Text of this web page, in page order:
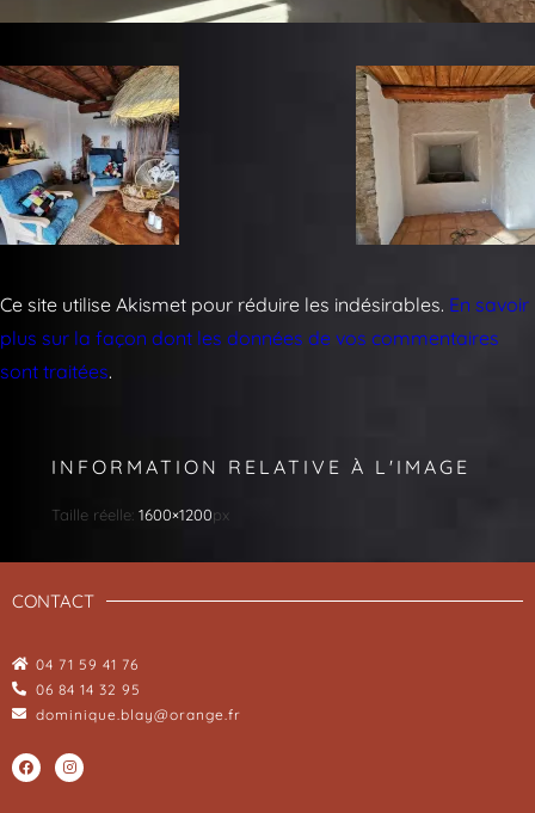
Ce site utilise Akismet pour réduire les indésirables. En savoir
plus sur la façon dont les données de vos commentaires
sont traitées.
INFORMATION RELATIVE À L'IMAGE
Taille réelle: 1600×1200px
CONTACT
04 71 59 41 76
06 84 14 32 95
dominique.blay@orange.fr